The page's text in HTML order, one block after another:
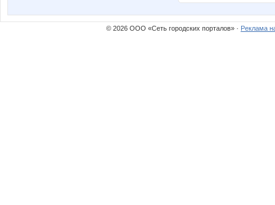
© 2026 ООО «Сеть городских порталов» · Реклама